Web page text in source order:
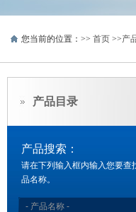
您当前的位置：>> 首页 >>产
产品目录
产品搜索：
请在下列输入框内输入您要查
品名称。